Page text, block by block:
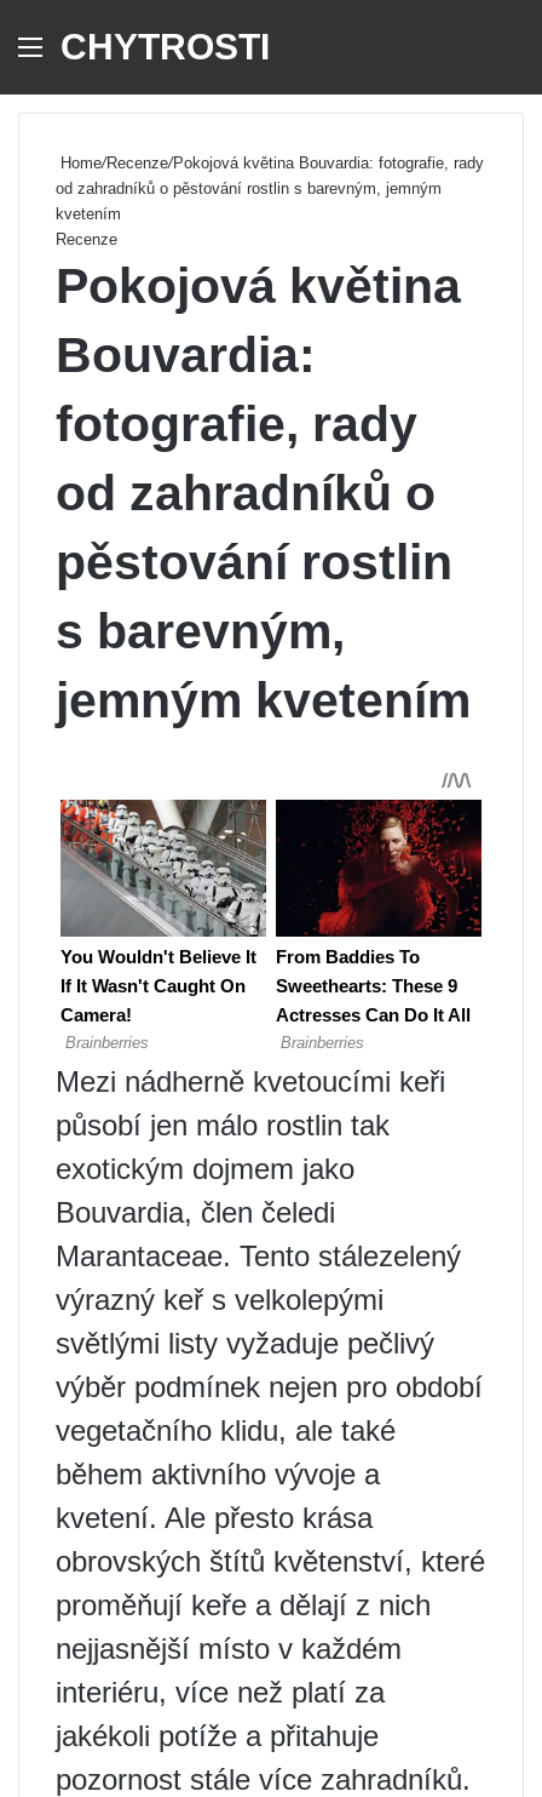
Menu
CHYTROSTI
Home/Recenze/Pokojová květina Bouvardia: fotografie, rady
od zahradníků o pěstování rostlin s barevným, jemným
kvetením
Recenze
Pokojová květina
Bouvardia:
fotografie, rady
od zahradníků o
pěstování rostlin
s barevným,
jemným kvetením
Mezi nádherně kvetoucími keři
působí jen málo rostlin tak
exotickým dojmem jako
Bouvardia, člen čeledi
Marantaceae. Tento stálezelený
výrazný keř s velkolepými
světlými listy vyžaduje pečlivý
výběr podmínek nejen pro období
vegetačního klidu, ale také
během aktivního vývoje a
kvetení. Ale přesto krása
obrovských štítů květenství, které
proměňují keře a dělají z nich
nejjasnější místo v každém
interiéru, více než platí za
jakékoli potíže a přitahuje
pozornost stále více zahradníků.